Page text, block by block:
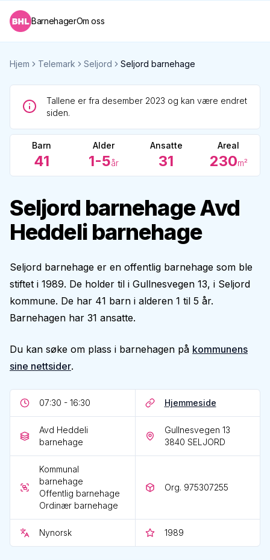
BarnehagerOm oss
Hjem Telemark Seljord Seljord barnehage
Tallene er fra desember 2023 og kan være endret
siden.
Barn
41
Alder
1-5år
Ansatte
31
Areal
230m²
Seljord barnehage Avd
Heddeli barnehage
Seljord barnehage er en offentlig barnehage som ble
stiftet i 1989. De holder til i Gullnesvegen 13, i Seljord
kommune. De har 41 barn i alderen 1 til 5 år.
Barnehagen har 31 ansatte.
Du kan søke om plass i barnehagen på kommunens
sine nettsider.
07:30 - 16:30 Hjemmeside
Avd Heddeli
barnehage
Gullnesvegen 13
3840 SELJORD
Kommunal
barnehage
Offentlig barnehage
Ordinær barnehage
Org. 975307255
Nynorsk 1989